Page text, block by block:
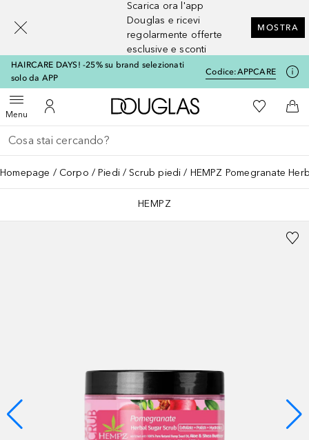
Scarica ora l'app
Douglas e ricevi
regolarmente offerte
esclusive e sconti
MOSTRA
HAIRCARE DAYS! -25% su brand selezionati
solo da APP
Codice:APPCARE
MenuApri menuAl Mio Account
A Douglas HomeAlla Mia
Al
Torna indietro
Esegui ricerca
Homepage Corpo Piedi Scrub piedi HEMPZ Pomegranate
HEMPZ
[navigation.slideout.screenreader]